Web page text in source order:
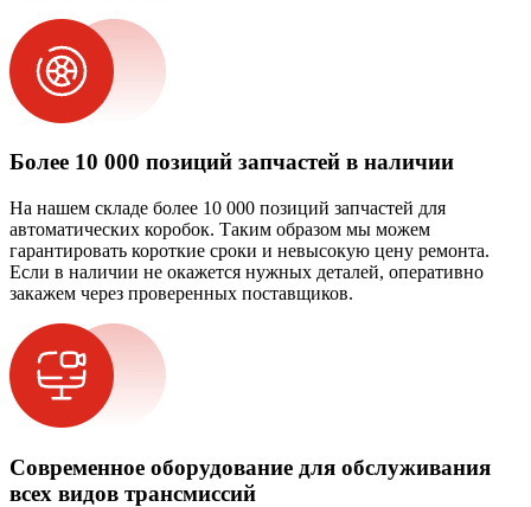
Более 10 000 позиций запчастей в наличии
На нашем складе более 10 000 позиций запчастей для
автоматических коробок. Таким образом мы можем
гарантировать короткие сроки и невысокую цену ремонта.
Если в наличии не окажется нужных деталей, оперативно
закажем через проверенных поставщиков.
Современное оборудование для обслуживания
всех видов трансмиссий